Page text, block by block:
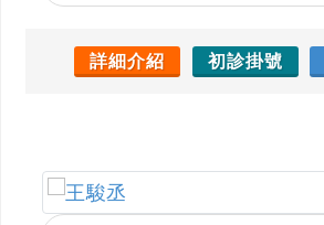
詳細介紹 初診掛號